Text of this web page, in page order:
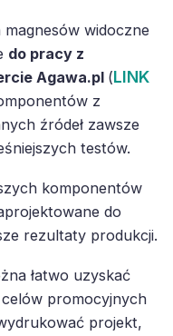
magnesów widoczne
do pracy z
Agawa.pl (LINK
z
źródeł zawsze
testów.
komponentów
do
rezultaty produkcji.
łatwo uzyskać
promocyjnych
projekt,